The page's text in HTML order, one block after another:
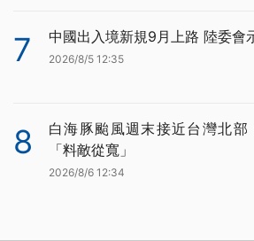
7 中國出入境新規9月上路 陸委會
2026/8/5 12:35
8
白海豚颱風週末接近台灣北
「料敵從寬」
2026/8/6 12:34